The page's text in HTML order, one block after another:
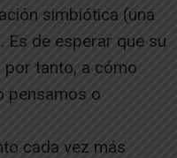
simbiótica (una
Es de esperar que su
por tanto, a cómo
pensamos o
cada vez más